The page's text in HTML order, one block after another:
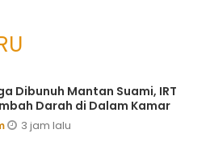
Dibunuh Mantan Suami, IRT
Darah di Dalam Kamar
3 jam lalu